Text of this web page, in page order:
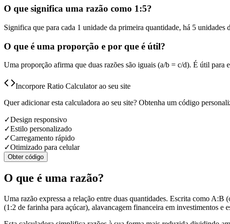
O que significa uma razão como 1:5?
Significa que para cada 1 unidade da primeira quantidade, há 5
O que é uma proporção e por que é útil?
Uma proporção afirma que duas razões são iguais (a/b = c/d). É útil para
Incorpore Ratio Calculator ao seu site
Quer adicionar esta calculadora ao seu site? Obtenha um código
✓Design responsivo
✓Estilo personalizado
✓Carregamento rápido
✓Otimizado para celular
Obter código
O que é uma razão?
Uma razão expressa a relação entre duas quantidades. Escrita como
(1:2 de farinha para açúcar), alavancagem financeira em investimentos e